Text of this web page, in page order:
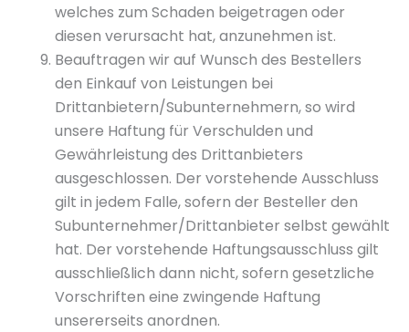
welches zum Schaden beigetragen oder
diesen verursacht hat, anzunehmen ist.
Beauftragen wir auf Wunsch des Bestellers
den Einkauf von Leistungen bei
Drittanbietern/Subunternehmern, so wird
unsere Haftung für Verschulden und
Gewährleistung des Drittanbieters
ausgeschlossen. Der vorstehende Ausschluss
gilt in jedem Falle, sofern der Besteller den
Subunternehmer/Drittanbieter selbst gewählt
hat. Der vorstehende Haftungsausschluss gilt
ausschließlich dann nicht, sofern gesetzliche
Vorschriften eine zwingende Haftung
unsererseits anordnen.